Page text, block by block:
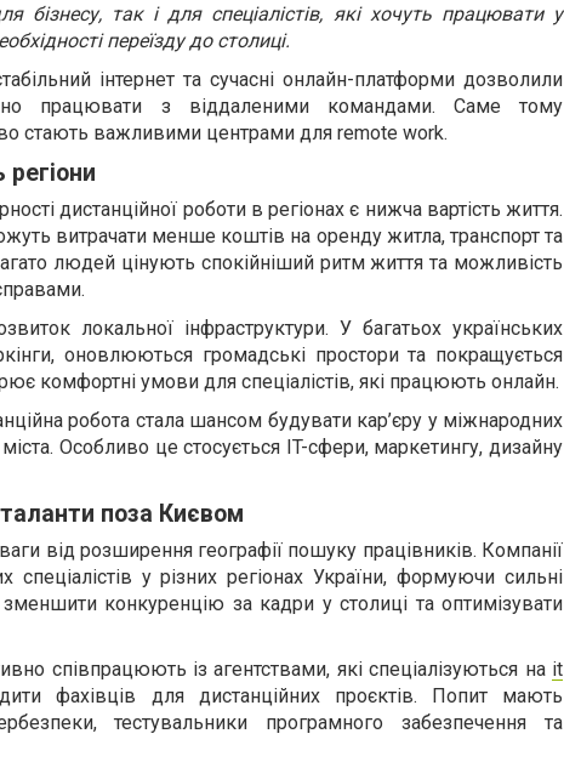
бізнесу, так і для спеціалістів, які хочуть працювати у
переїзду до столиці.
інтернет та сучасні онлайн-платформи дозволили
працювати з віддаленими командами. Саме тому
стають важливими центрами для remote work.
дистанційної роботи в регіонах є нижча вартість життя.
витрачати менше коштів на оренду житла, транспорт та
людей цінують спокійніший ритм життя та можливість
локальної інфраструктури. У багатьох українських
оновлюються громадські простори та покращується
комфортні умови для спеціалістів, які працюють онлайн.
робота стала шансом будувати кар’єру у міжнародних
Особливо це стосується IT-сфери, маркетингу, дизайну
поза Києвом
від розширення географії пошуку працівників. Компанії
спеціалістів у різних регіонах України, формуючи сильні
конкуренцію за кадри у столиці та оптимізувати
співпрацюють із агентствами, які спеціалізуються на it
фахівців для дистанційних проєктів. Попит мають
тестувальники програмного забезпечення та